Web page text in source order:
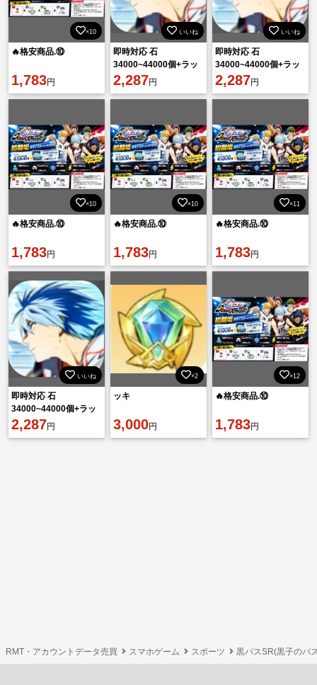
×10
🔥格安商品.⑩
1,783円
いいね
即時対応 石
34000~44000個+ラッ
キーチャーム2-4枚 初
期垢 直接購入OK！
2,287円
いいね
即時対応 石
34000~44000個+ラッ
キーチャーム2-4枚 初
期垢 直接購入OK！
2,287円
×10
🔥格安商品.⑩
1,783円
×10
🔥格安商品.⑩
1,783円
×11
🔥格安商品.⑩
1,783円
いいね
即時対応 石
34000~44000個+ラッ
キーチャーム2-4枚 初
期垢 直接購入OK！
2,287円
×2
ッキ
3,000円
×12
🔥格安商品.⑩
1,783円
RMT・アカウントデータ売買 スマホゲーム スポーツ 黒バスSR(黒子のバ